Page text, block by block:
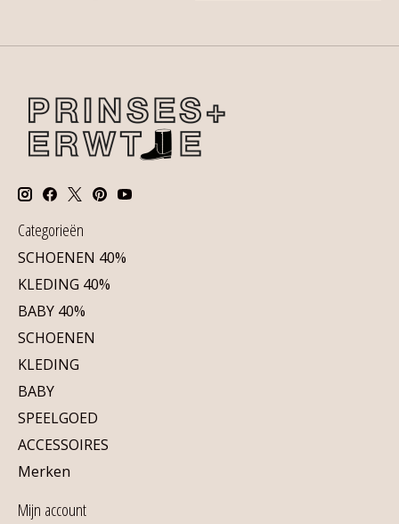
Categorieën
SCHOENEN 40%
KLEDING 40%
BABY 40%
SCHOENEN
KLEDING
BABY
SPEELGOED
ACCESSOIRES
Merken
Mijn account